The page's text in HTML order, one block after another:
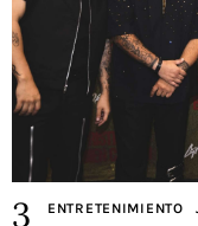
ENTRETENIMIENTO